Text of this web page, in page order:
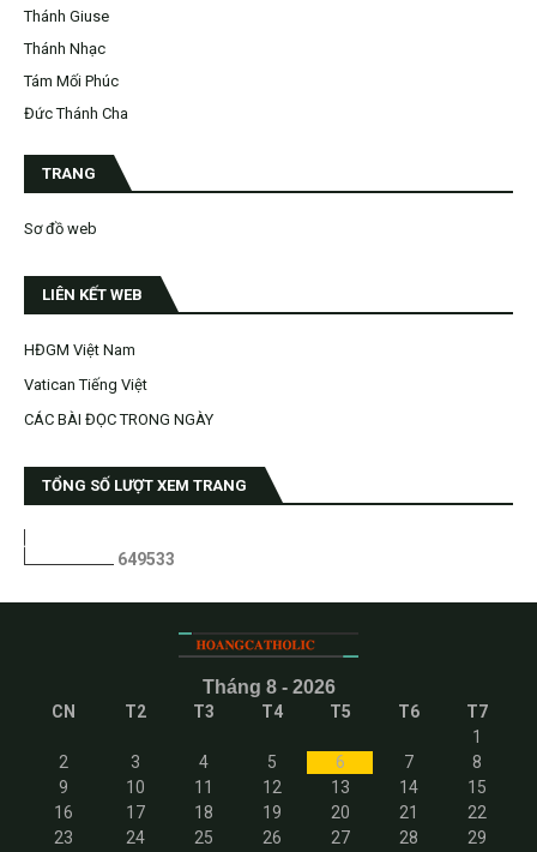
Thánh Giuse
Thánh Nhạc
Tám Mối Phúc
Đức Thánh Cha
TRANG
Sơ đồ web
LIÊN KẾT WEB
HĐGM Việt Nam
Vatican Tiếng Việt
CÁC BÀI ĐỌC TRONG NGÀY
TỔNG SỐ LƯỢT XEM TRANG
649533
Tháng 8 - 2026
CN T2 T3 T4 T5 T6
T7
1
2
3 4 5 6 7
8
9
10 11 12 13 14
15
16
17 18 19 20 21
22
23
24 25 26 27 28 29